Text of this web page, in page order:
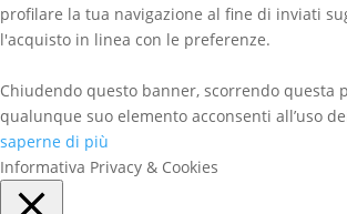
profilare la tua navigazione al fine di inviati
l'acquisto in linea con le preferenze.
Chiudendo questo banner, scorrendo questa
qualunque suo elemento acconsenti all’uso
saperne di più
Informativa Privacy & Cookies